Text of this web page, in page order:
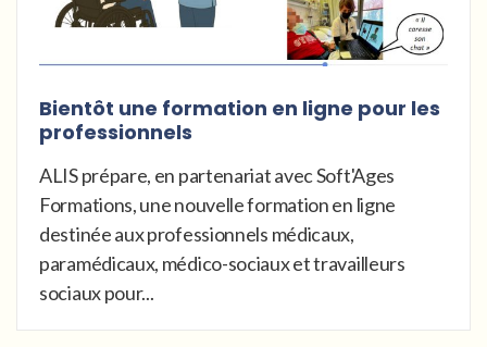
Bientôt une formation en ligne pour les
professionnels
ALIS prépare, en partenariat avec Soft'Ages
Formations, une nouvelle formation en ligne
destinée aux professionnels médicaux,
paramédicaux, médico-sociaux et travailleurs
sociaux pour...